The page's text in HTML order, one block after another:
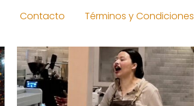
Contacto Términos y Condiciones